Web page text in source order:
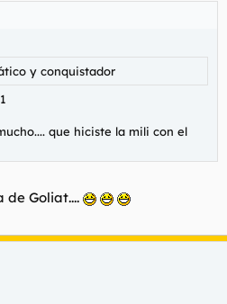
y conquistador
que hiciste la mili con el
de Goliat....